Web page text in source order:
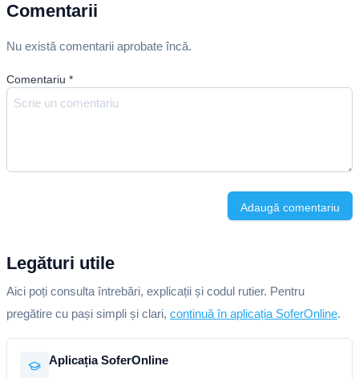
Comentarii
Nu există comentarii aprobate încă.
Comentariu *
Adaugă comentariu
Legături utile
Aici poți consulta întrebări, explicații și codul rutier. Pentru
pregătire cu pași simpli și clari, continuă în aplicația SoferOnline.
Aplicația SoferOnline